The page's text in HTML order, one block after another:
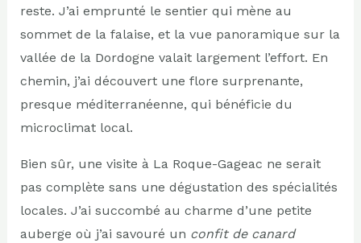
reste. J’ai emprunté le sentier qui mène au
sommet de la falaise, et la vue panoramique sur la
vallée de la Dordogne valait largement l’effort. En
chemin, j’ai découvert une flore surprenante,
presque méditerranéenne, qui bénéficie du
microclimat local.
Bien sûr, une visite à La Roque-Gageac ne serait
pas complète sans une dégustation des spécialités
locales. J’ai succombé au charme d’une petite
auberge où j’ai savouré un confit de canard